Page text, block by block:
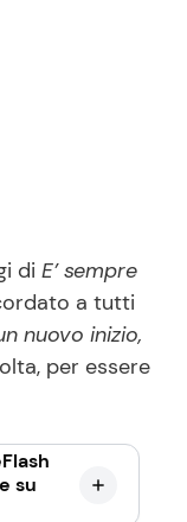
di E’ sempre
a tutti
nuovo inizio,
per essere
su